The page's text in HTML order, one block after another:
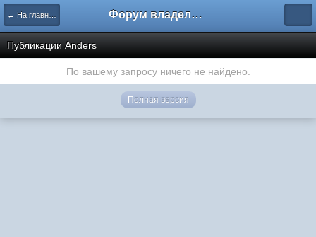
← На главную Форум владельцев интернет-магазинов
Публикации Anders
По вашему запросу ничего не найдено.
Полная версия